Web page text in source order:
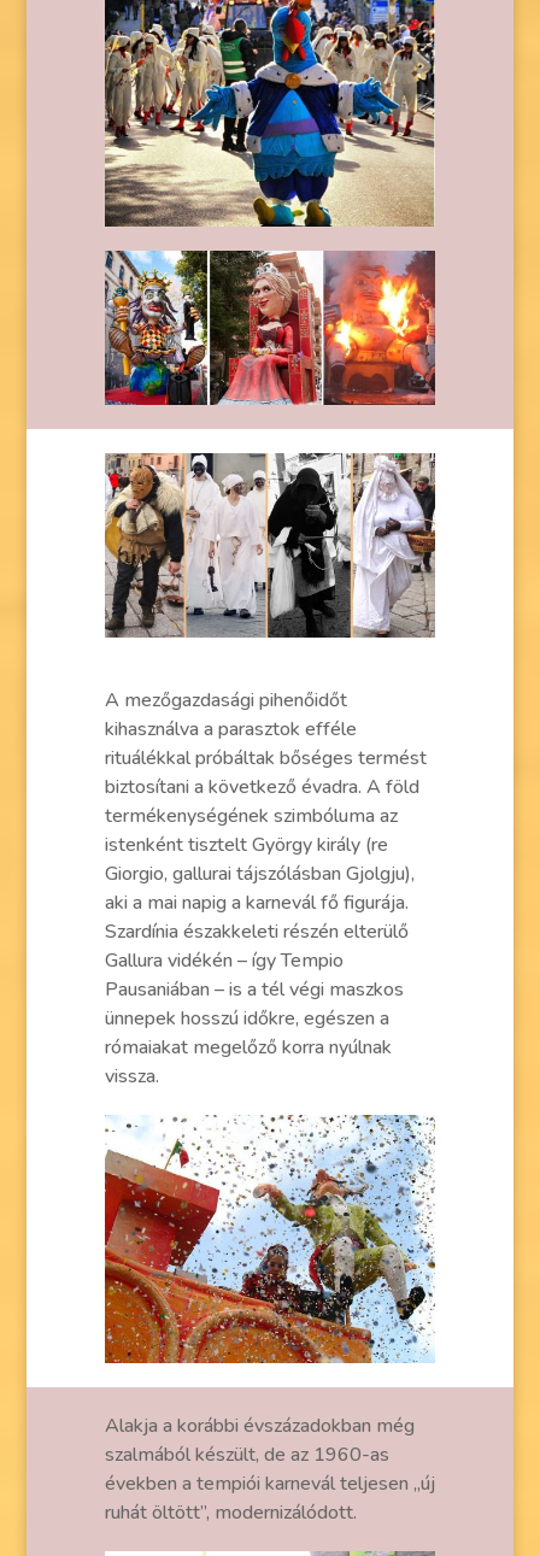
A mezőgazdasági pihenőidőt
kihasználva a parasztok efféle
rituálékkal próbáltak bőséges termést
biztosítani a következő évadra. A föld
termékenységének szimbóluma az
istenként tisztelt György király (re
Giorgio, gallurai tájszólásban Gjolgju),
aki a mai napig a karnevál fő figurája.
Szardínia északkeleti részén elterülő
Gallura vidékén – így Tempio
Pausaniában – is a tél végi maszkos
ünnepek hosszú időkre, egészen a
rómaiakat megelőző korra nyúlnak
vissza.
Alakja a korábbi évszázadokban még
szalmából készült, de az 1960-as
években a tempiói karnevál teljesen „új
ruhát öltött”, modernizálódott.